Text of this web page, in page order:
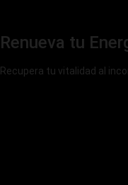
Renueva tu
Recupera tu vitalidad al